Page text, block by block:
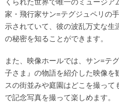
くられた世界で唯一のミュージ
家・飛行家サン=テグジュペリの
示されていて、彼の波乱万丈な生
の秘密を知ることができます。
また、映像ホールでは、サン=テ
子さま』の物語を紹介した映像を
スの街並みや庭園はどこを撮って
で記念写真を撮って楽しめます。